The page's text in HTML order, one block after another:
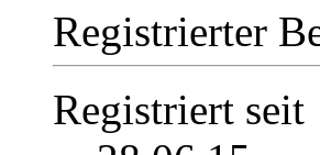
Registrierter
Registriert seit